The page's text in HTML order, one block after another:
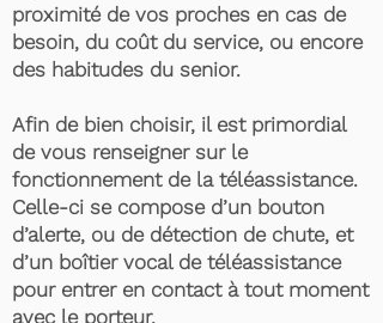
proximité de vos proches en cas de
besoin, du coût du service, ou encore
des habitudes du senior.
Afin de bien choisir, il est primordial
de vous renseigner sur le
fonctionnement de la téléassistance.
Celle-ci se compose d’un bouton
d’alerte, ou de détection de chute, et
d’un boîtier vocal de téléassistance
pour entrer en contact à tout moment
avec le porteur.